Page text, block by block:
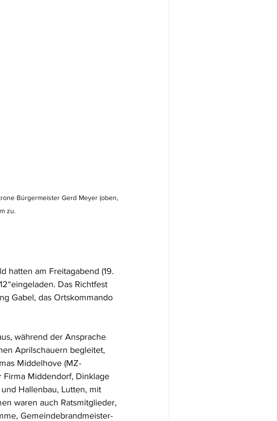
Bürgermeister Gerd Meyer (oben,
zu.
hatten am Freitagabend (19.
Das Richtfest
Gabel, das Ortskommando
während der Ansprache
Aprilschauern begleitet,
Middelhove (MZ-
Firma Middendorf, Dinklage
Hallenbau, Lutten, mit
waren auch Ratsmitglieder,
Gemeindebrandmeister-